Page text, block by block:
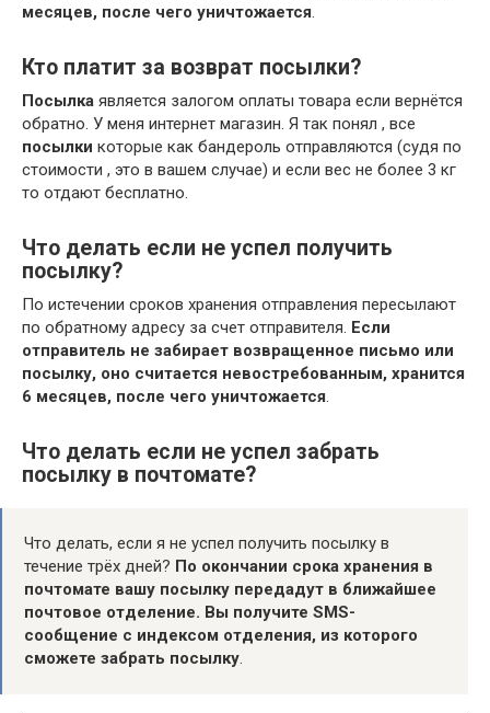
месяцев, после чего уничтожается.
Кто платит за возврат посылки?
Посылка является залогом оплаты товара если вернётся
обратно. У меня интернет магазин. Я так понял , все
посылки которые как бандероль отправляются (судя по
стоимости , это в вашем случае) и если вес не более 3 кг
то отдают бесплатно.
Что делать если не успел получить
посылку?
По истечении сроков хранения отправления пересылают
по обратному адресу за счет отправителя. Если
отправитель не забирает возвращенное письмо или
посылку, оно считается невостребованным, хранится
6 месяцев, после чего уничтожается.
Что делать если не успел забрать
посылку в почтомате?
Что делать, если я не успел получить посылку в
течение трёх дней? По окончании срока хранения в
почтомате вашу посылку передадут в ближайшее
почтовое отделение. Вы получите SMS-
сообщение с индексом отделения, из которого
сможете забрать посылку.